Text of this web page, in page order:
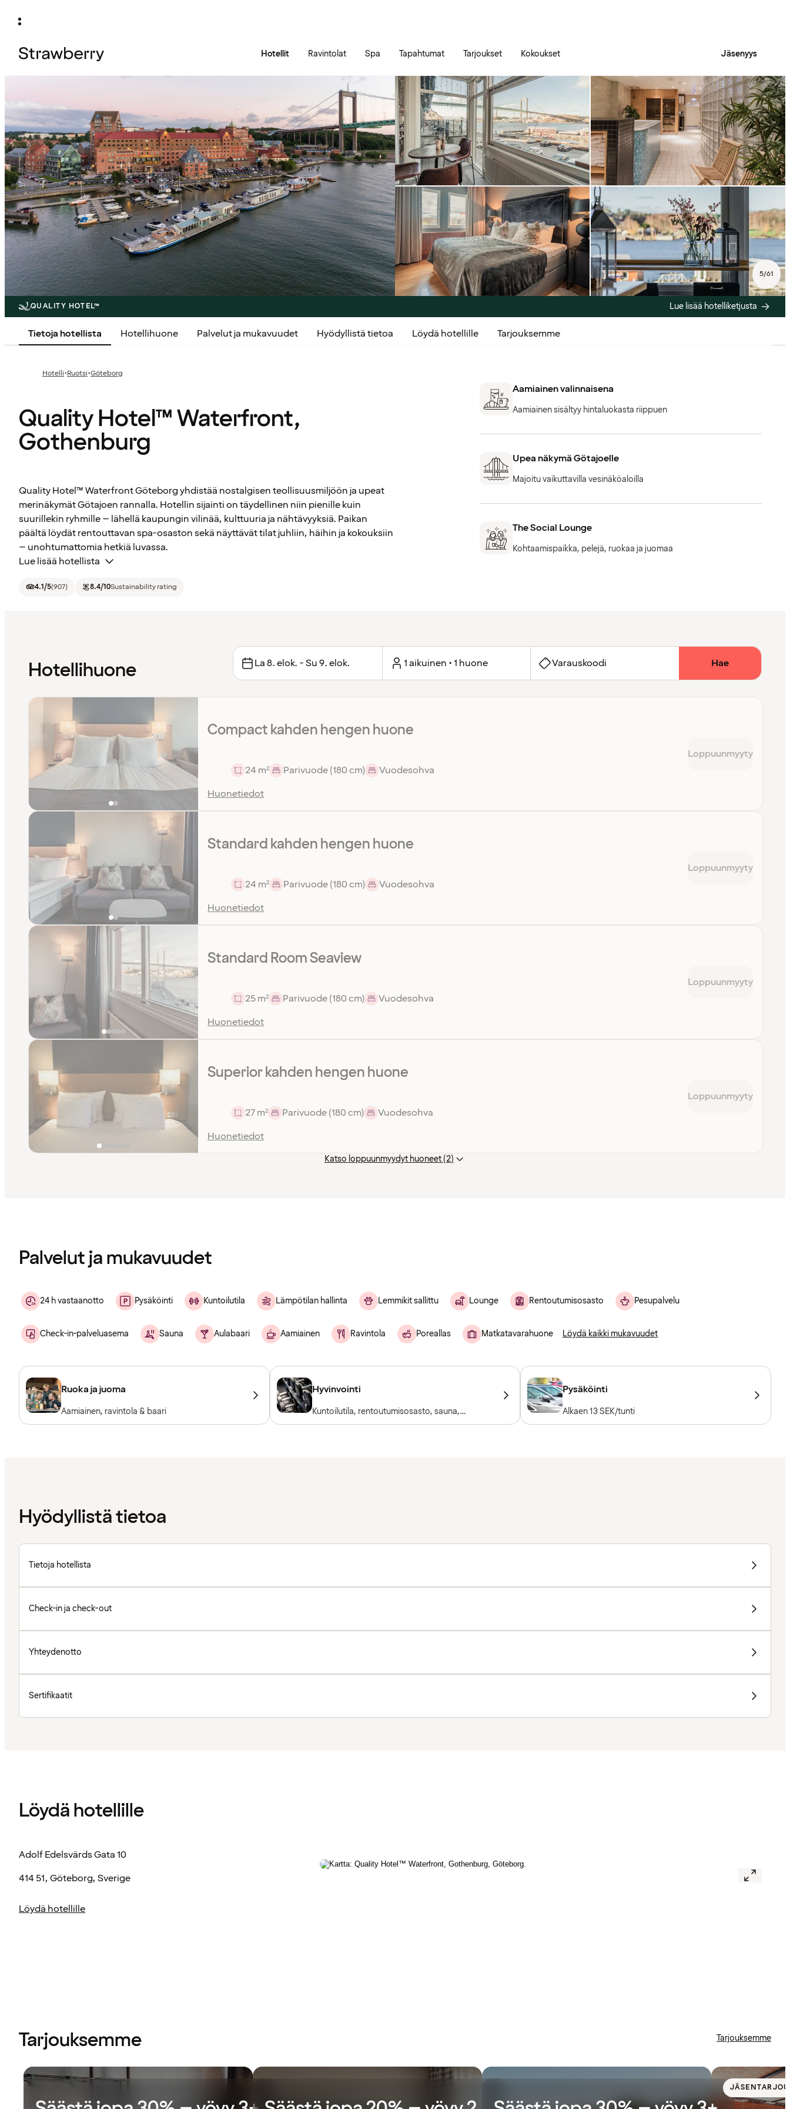
Hotellit Ravintolat Spa Tapahtumat Tarjoukset Kokoukset Jäsenyys
5/61
QUALITY HOTEL™ Lue lisää hotelliketjusta
Tietoja hotellista Hotellihuone Palvelut ja mukavuudet Hyödyllistä tietoa Löydä hotellille Tarjouksemme
Hotelli·Ruotsi·Göteborg
Quality Hotel™ Waterfront,
Gothenburg
Quality Hotel™ Waterfront Göteborg yhdistää nostalgisen teollisuusmiljöön ja upeat
merinäkymät Götajoen rannalla. Hotellin sijainti on täydellinen niin pienille kuin
suurillekin ryhmille – lähellä kaupungin vilinää, kulttuuria ja nähtävyyksiä. Paikan
päältä löydät rentouttavan spa-osaston sekä näyttävät tilat juhliin, häihin ja kokouksiin
– unohtumattomia hetkiä luvassa.
Lue lisää hotellista
4.1/5(907) 8.4/10Sustainability rating
Aamiainen valinnaisena
Aamiainen sisältyy hintaluokasta riippuen
Upea näkymä Götajoelle
Majoitu vaikuttavilla vesinäköaloilla
The Social Lounge
Kohtaamispaikka, pelejä, ruokaa ja juomaa
Hotellihuone La 8. elok. - Su 9. elok. 1 aikuinen • 1 huone Varauskoodi Hae
Compact kahden hengen huone
24 m² Parivuode (180 cm)
Vuodesohva
Huonetiedot
Loppuunmyyty
Standard kahden hengen huone
24 m² Parivuode (180 cm)
Vuodesohva
Huonetiedot
Loppuunmyyty
Standard Room Seaview
25 m² Parivuode (180 cm)
Vuodesohva
Huonetiedot
Loppuunmyyty
Superior kahden hengen huone
27 m² Parivuode (180 cm)
Vuodesohva
Huonetiedot
Loppuunmyyty
Katso loppuunmyydyt huoneet (2)
Palvelut ja mukavuudet
24 h vastaanotto Pysäköinti Kuntoilutila Lämpötilan hallinta Lemmikit sallittu Lounge Rentoutumisosasto Pesupalvelu
Check-in-palveluasema Sauna Aulabaari Aamiainen Ravintola Poreallas Matkatavarahuone Löydä kaikki mukavuudet
Ruoka ja juoma
Aamiainen, ravintola & baari
Hyvinvointi
Kuntoilutila, rentoutumisosasto, sauna,
poreallas
Pysäköinti
Alkaen 13 SEK/tunti
Hyödyllistä tietoa
Tietoja hotellista
Check-in ja check-out
Yhteydenotto
Sertifikaatit
Löydä hotellille
Adolf Edelsvärds Gata 10
414 51, Göteborg, Sverige
Löydä hotellille
Tarjouksemme Tarjouksemme